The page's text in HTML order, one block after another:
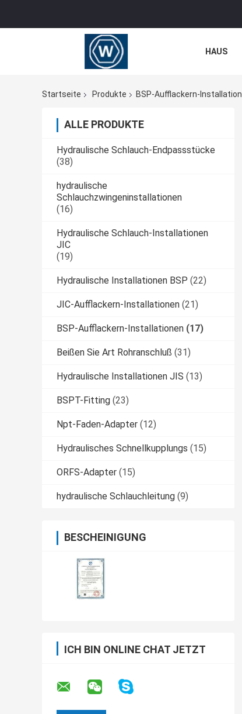
HAUS
Startseite
Produkte BSP-Aufflackern-
ALLE PRODUKTE
Hydraulische Schlauch-Endpassstücke
(38)
hydraulische
Schlauchzwingeninstallationen
(16)
Hydraulische Schlauch-Installationen
JIC
(19)
Hydraulische Installationen BSP (22)
JIC-Aufflackern-Installationen (21)
BSP-Aufflackern-Installationen (17)
Beißen Sie Art Rohranschluß (31)
Hydraulische Installationen JIS (13)
BSPT-Fitting (23)
Npt-Faden-Adapter (12)
Hydraulisches Schnellkupplungs (15)
ORFS-Adapter (15)
hydraulische Schlauchleitung (9)
BESCHEINIGUNG
ICH BIN ONLINE CHAT JETZT